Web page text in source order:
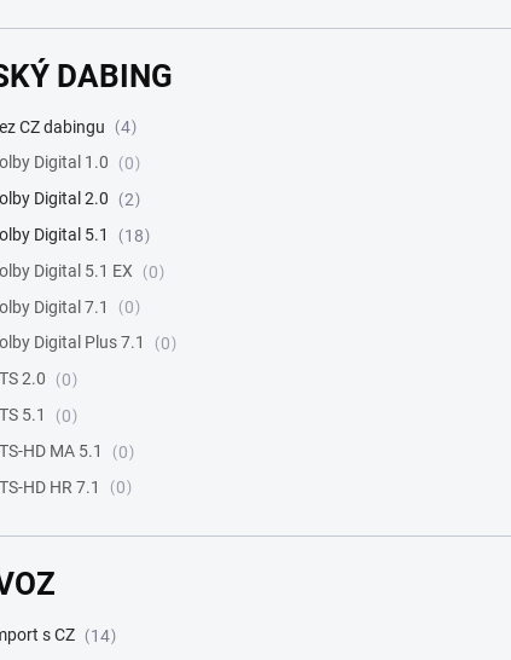
DABING
CZ dabingu
4
Digital 1.0
0
Digital 2.0
2
Digital 5.1
18
Digital 5.1 EX
0
Digital 7.1
0
Digital Plus 7.1
0
2.0
0
5.1
0
HD MA 5.1
0
HD HR 7.1
0
s CZ
14